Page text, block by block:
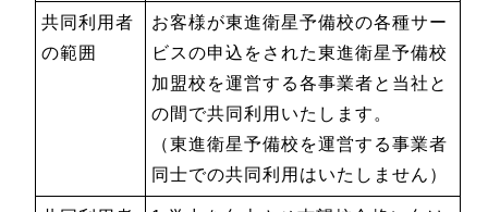
共同利用者
の範囲
お客様が東進衛星予備校の各種サー
ビスの申込をされた東進衛星予備校
加盟校を運営する各事業者と当社と
の間で共同利用いたします。
（東進衛星予備校を運営する事業者
同士での共同利用はいたしません）